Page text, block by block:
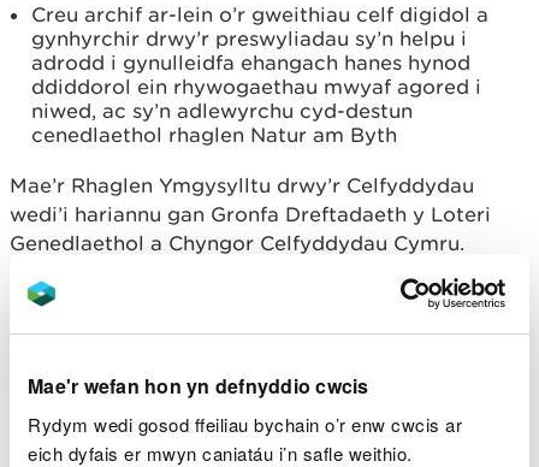
Mae'r wefan hon yn defnyddio cwcis
Rydym wedi gosod ffeiliau bychain o’r enw cwcis ar
eich dyfais er mwyn caniatáu i’n safle weithio.
Creu archif ar-lein o’r gweithiau celf digidol a
gynhyrchir drwy’r preswyliadau sy’n helpu i
adrodd i gynulleidfa ehangach hanes hynod
ddiddorol ein rhywogaethau mwyaf agored i
niwed, ac sy’n adlewyrchu cyd-destun
cenedlaethol rhaglen Natur am Byth
Mae’r Rhaglen Ymgysylltu drwy’r Celfyddydau
wedi’i hariannu gan Gronfa Dreftadaeth y Loteri
Genedlaethol a Chyngor Celfyddydau Cymru.
Dywedodd John Clark, Rheolwr Rhaglen Natur am
Mae gan Gymru draddodiad hir o
perfformio ac artistig, ac wrth i’r sector
creadigol chwilio am ffyrdd newydd ac